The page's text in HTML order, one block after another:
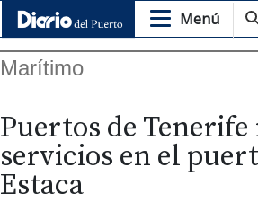
Menú
Marítimo
Puertos de
servicios en el
Estaca